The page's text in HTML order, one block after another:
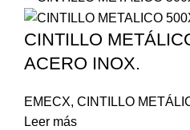
CINTILLO
ACERO INOX.
EMECX, CINTILLO
Leer más